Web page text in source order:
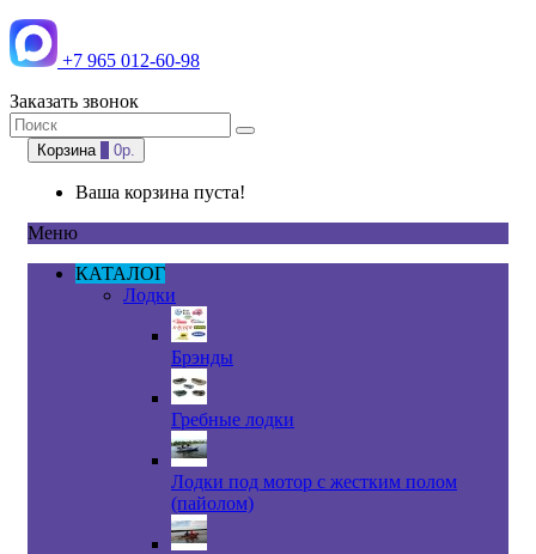
+7 965 012-60-98
Заказать звонок
Корзина 0р.
Ваша корзина пуста!
Меню
КАТАЛОГ
Лодки
Брэнды
Гребные лодки
Лодки под мотор с жестким полом
(пайолом)